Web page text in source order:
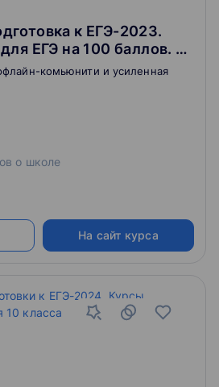
к ЕГЭ-2023.
ЕГЭ на 100 баллов. 11
комьюнити и усиленная
о школе
На сайт курса